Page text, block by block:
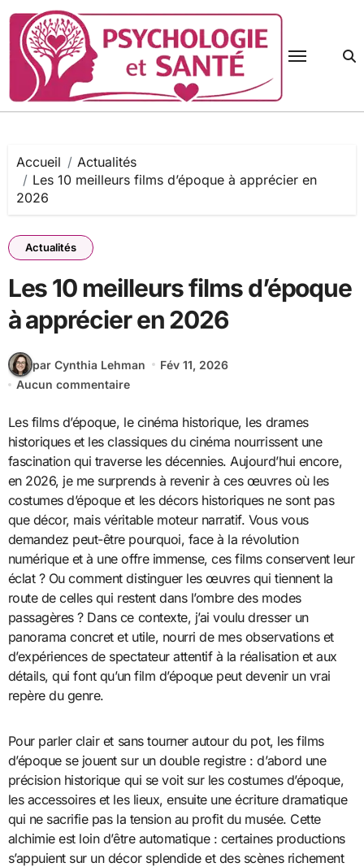
contenu
Accueil
Actualités
Les 10 meilleurs films d’époque à apprécier en
2026
Actualités
Les 10 meilleurs films d’époque
à apprécier en 2026
par Cynthia Lehman
Fév 11, 2026
Aucun commentaire
Les films d’époque, le cinéma historique, les drames
historiques et les classiques du cinéma nourrissent une
fascination qui traverse les décennies. Aujourd’hui encore,
en 2026, je me surprends à revenir à ces œuvres où les
costumes d’époque et les décors historiques ne sont pas
que décor, mais véritable moteur narratif. Vous vous
demandez peut-être pourquoi, face à la révolution
numérique et à une offre immense, ces films conservent leur
éclat ? Ou comment distinguer les œuvres qui tiennent la
route de celles qui restent dans l’ombre des modes
passagères ? Dans ce contexte, j’ai voulu dresser un
panorama concret et utile, nourri de mes observations et
d’expériences de spectateur attentif à la réalisation et aux
détails, qui font qu’un film d’époque peut devenir un vrai
repère du genre.
Pour parler clair et sans tourner autour du pot, les films
d’époque se jouent sur un double registre : d’abord une
précision historique qui se voit sur les costumes d’époque,
les accessoires et les lieux, ensuite une écriture dramatique
qui ne sacrifie pas la tension au profit du musée. Cette
alchimie est loin d’être automatique : certaines productions
s’appuient sur un décor splendide et des scènes richement